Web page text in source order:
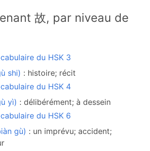
故, par niveau de
du HSK 3
shi) : histoire; récit
du HSK 4
yì) : délibérément; à dessein
du HSK 6
gù) : un imprévu; accident;